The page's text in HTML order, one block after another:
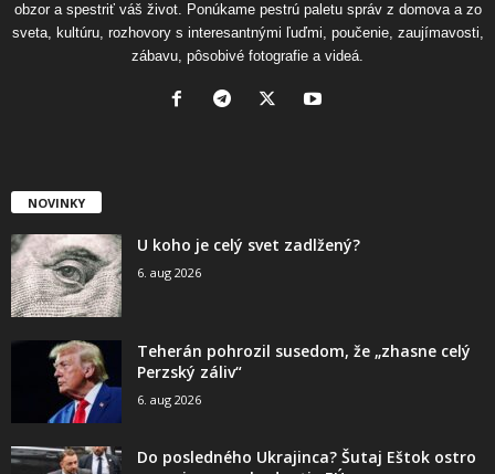
obzor a spestriť váš život. Ponúkame pestrú paletu správ z domova a zo
sveta, kultúru, rozhovory s interesantnými ľuďmi, poučenie, zaujímavosti,
zábavu, pôsobivé fotografie a videá.
NOVINKY
U koho je celý svet zadlžený?
6. aug 2026
Teherán pohrozil susedom, že „zhasne celý
Perzský záliv“
6. aug 2026
Do posledného Ukrajinca? Šutaj Eštok ostro